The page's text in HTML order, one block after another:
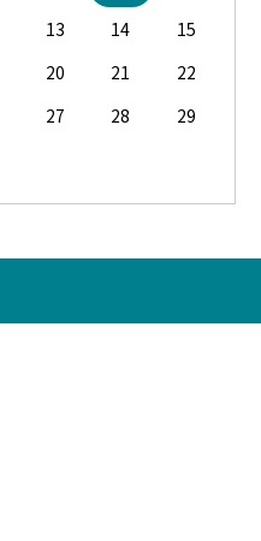
13 14
15
20 21
22
27 28
29